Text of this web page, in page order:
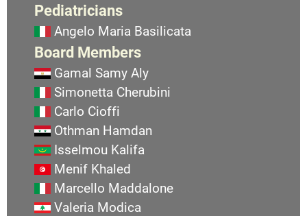
Pediatricians
Angelo Maria Basilicata
Board Members
Gamal Samy Aly
Simonetta Cherubini
Carlo Cioffi
Othman Hamdan
Isselmou Kalifa
Menif Khaled
Marcello Maddalone
Valeria Modica